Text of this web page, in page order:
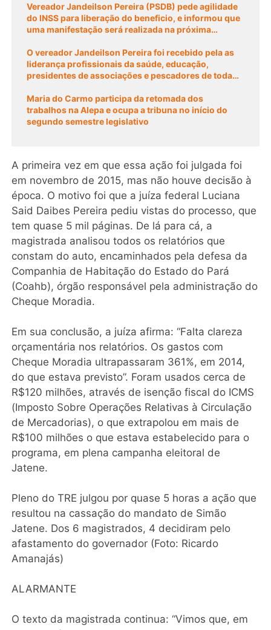
Vereador Jandeilson Pereira (PSDB) pede agilidade
do INSS para liberação do beneficio, e informou que
uma manifestação será realizada na próxima
O vereador Jandeilson Pereira foi recebido pela as
liderança profissionais da saúde, educação,
presidentes de associações e pescadores de toda
Maria do Carmo participa da retomada dos
trabalhos na Alepa e ocupa a tribuna no início do
segundo semestre legislativo
A primeira vez em que essa ação foi julgada foi
em novembro de 2015, mas não houve decisão à
época. O motivo foi que a juíza federal Luciana
Said Daibes Pereira pediu vistas do processo, que
tem quase 5 mil páginas. De lá para cá, a
magistrada analisou todos os relatórios que
constam do auto, encaminhados pela defesa da
Companhia de Habitação do Estado do Pará
(Coahb), órgão responsável pela administração do
Cheque Moradia.
Em sua conclusão, a juíza afirma: “Falta clareza
orçamentária nos relatórios. Os gastos com
Cheque Moradia ultrapassaram 361%, em 2014,
do que estava previsto”. Foram usados cerca de
R$120 milhões, através de isenção fiscal do ICMS
(Imposto Sobre Operações Relativas à Circulação
de Mercadorias), o que extrapolou em mais de
R$100 milhões o que estava estabelecido para o
programa, em plena campanha eleitoral de
Jatene.
Pleno do TRE julgou por quase 5 horas a ação que
resultou na cassação do mandato de Simão
Jatene. Dos 6 magistrados, 4 decidiram pelo
afastamento do governador (Foto: Ricardo
Amanajás)
ALARMANTE
O texto da magistrada continua: “Vimos que, em